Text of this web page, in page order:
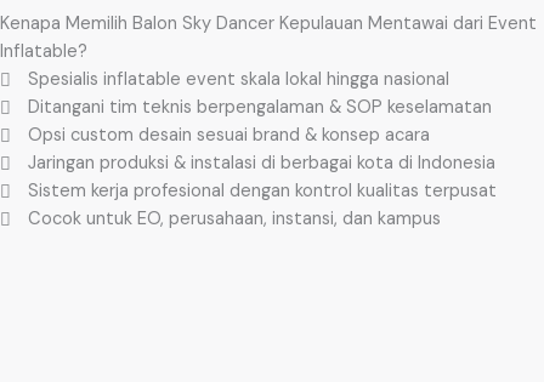
Kenapa Memilih Balon Sky Dancer Kepulauan Mentawai dari Event
Inflatable?
Spesialis inflatable event skala lokal hingga nasional
Ditangani tim teknis berpengalaman & SOP keselamatan
Opsi custom desain sesuai brand & konsep acara
Jaringan produksi & instalasi di berbagai kota di Indonesia
Sistem kerja profesional dengan kontrol kualitas terpusat
Cocok untuk EO, perusahaan, instansi, dan kampus